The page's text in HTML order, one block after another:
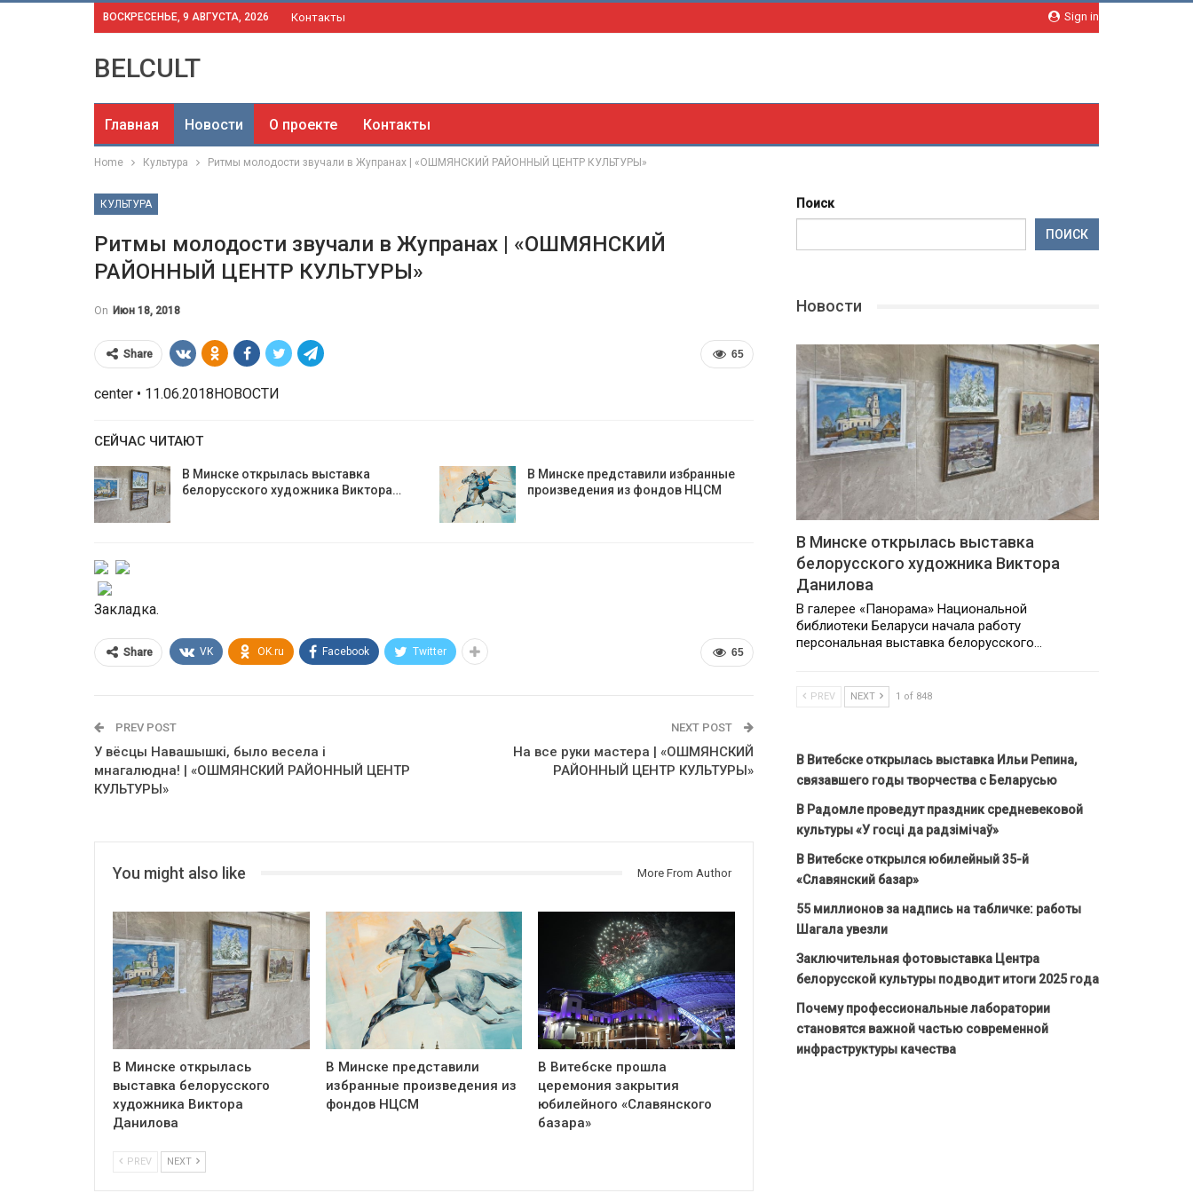
Sign in
ВОСКРЕСЕНЬЕ, 9 АВГУСТА, 2026 Контакты
BELCULT
Главная Новости О проекте Контакты
Home Культура Ритмы молодости звучали в Жупранах | «ОШМЯНСКИЙ РАЙОННЫЙ ЦЕНТР КУЛЬТУРЫ»
КУЛЬТУРА
Ритмы молодости звучали в Жупранах | «ОШМЯНСКИЙ
РАЙОННЫЙ ЦЕНТР КУЛЬТУРЫ»
On Июн 18, 2018
65
Share
center • 11.06.2018НОВОСТИ
СЕЙЧАС ЧИТАЮТ
В Минске открылась выставка
белорусского художника Виктора…
В Минске представили избранные
произведения из фондов НЦСМ
Закладка.
65
Share VK OK.ru Facebook Twitter
PREV POST
У вёсцы Навашышкі, было весела і
мнагалюдна! | «ОШМЯНСКИЙ РАЙОННЫЙ ЦЕНТР
КУЛЬТУРЫ»
NEXT POST
На все руки мастера | «ОШМЯНСКИЙ
РАЙОННЫЙ ЦЕНТР КУЛЬТУРЫ»
You might also like More From Author
В Минске открылась
выставка белорусского
художника Виктора
Данилова
В Минске представили
избранные произведения из
фондов НЦСМ
В Витебске прошла
церемония закрытия
юбилейного «Славянского
базара»
PREV NEXT
Поиск
ПОИСК
Новости
В Минске открылась выставка
белорусского художника Виктора
Данилова
В галерее «Панорама» Национальной
библиотеки Беларуси начала работу
персональная выставка белорусского…
PREV NEXT 1 of 848
В Витебске открылась выставка Ильи Репина,
связавшего годы творчества с Беларусью
В Радомле проведут праздник средневековой
культуры «У госці да радзімічаў»
В Витебске открылся юбилейный 35-й
«Славянский базар»
55 миллионов за надпись на табличке: работы
Шагала увезли
Заключительная фотовыставка Центра
белорусской культуры подводит итоги 2025 года
Почему профессиональные лаборатории
становятся важной частью современной
инфраструктуры качества